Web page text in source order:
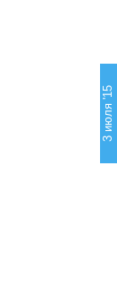
3 июля '15